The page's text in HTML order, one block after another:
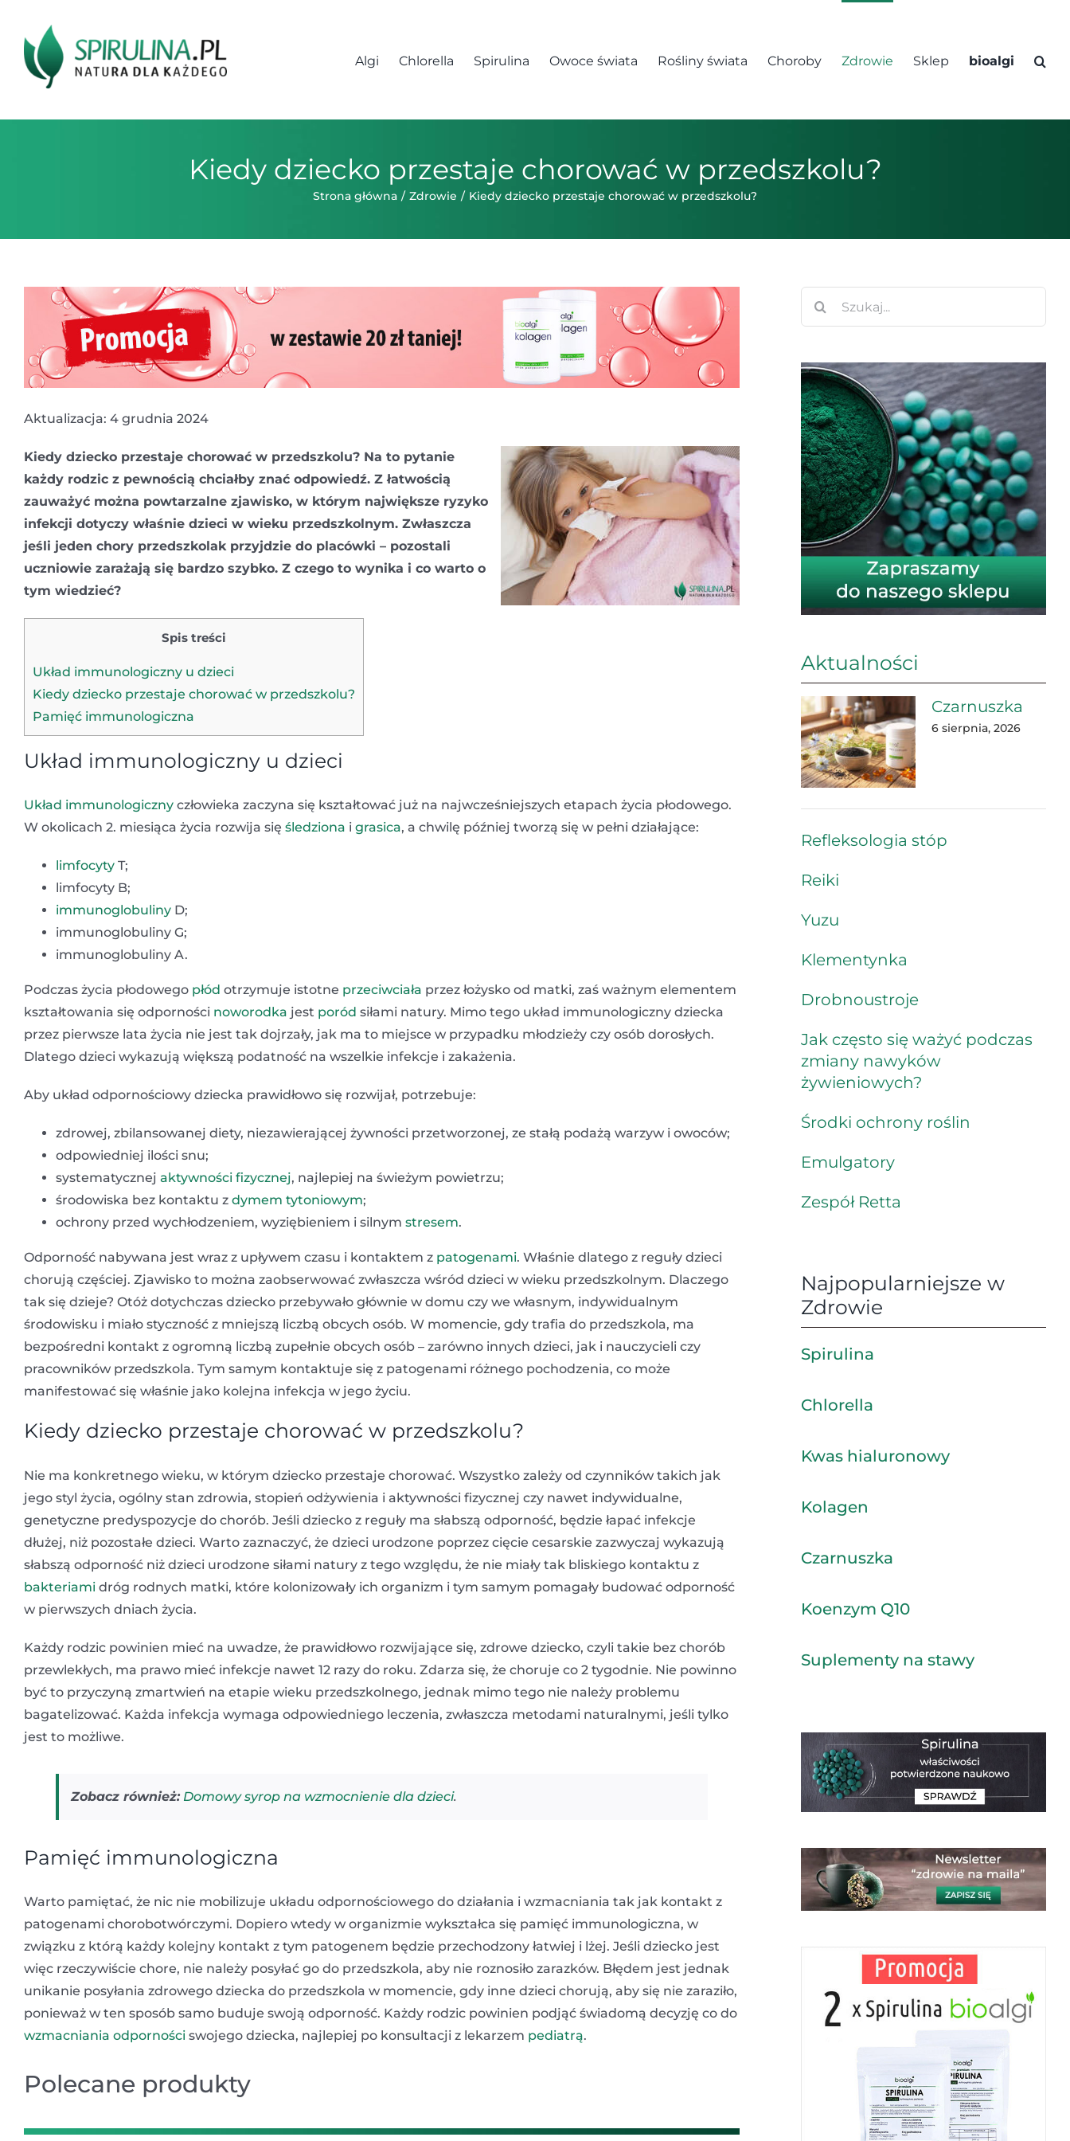
zawartości
Algi Chlorella Spirulina Owoce świata Rośliny świata Choroby Zdrowie Sklep bioalgi
Kiedy dziecko przestaje chorować w przedszkolu?
Strona główna Zdrowie Kiedy dziecko przestaje chorować w przedszkolu?
Aktualizacja: 4 grudnia 2024
Kiedy dziecko przestaje chorować w przedszkolu? Na to pytanie
każdy rodzic z pewnością chciałby znać odpowiedź. Z łatwością
zauważyć można powtarzalne zjawisko, w którym największe ryzyko
infekcji dotyczy właśnie dzieci w wieku przedszkolnym. Zwłaszcza
jeśli jeden chory przedszkolak przyjdzie do placówki – pozostali
uczniowie zarażają się bardzo szybko. Z czego to wynika i co warto o
tym wiedzieć?
Spis treści
Układ immunologiczny u dzieci
Kiedy dziecko przestaje chorować w przedszkolu?
Pamięć immunologiczna
Układ immunologiczny u dzieci
Układ immunologiczny człowieka zaczyna się kształtować już na najwcześniejszych etapach życia płodowego.
W okolicach 2. miesiąca życia rozwija się śledziona i grasica, a chwilę później tworzą się w pełni działające:
limfocyty T;
limfocyty B;
immunoglobuliny D;
immunoglobuliny G;
immunoglobuliny A.
Podczas życia płodowego płód otrzymuje istotne przeciwciała przez łożysko od matki, zaś ważnym elementem
kształtowania się odporności noworodka jest poród siłami natury. Mimo tego układ immunologiczny dziecka
przez pierwsze lata życia nie jest tak dojrzały, jak ma to miejsce w przypadku młodzieży czy osób dorosłych.
Dlatego dzieci wykazują większą podatność na wszelkie infekcje i zakażenia.
Aby układ odpornościowy dziecka prawidłowo się rozwijał, potrzebuje:
zdrowej, zbilansowanej diety, niezawierającej żywności przetworzonej, ze stałą podażą warzyw i owoców;
odpowiedniej ilości snu;
systematycznej aktywności fizycznej, najlepiej na świeżym powietrzu;
środowiska bez kontaktu z dymem tytoniowym;
ochrony przed wychłodzeniem, wyziębieniem i silnym stresem.
Odporność nabywana jest wraz z upływem czasu i kontaktem z patogenami. Właśnie dlatego z reguły dzieci
chorują częściej. Zjawisko to można zaobserwować zwłaszcza wśród dzieci w wieku przedszkolnym. Dlaczego
tak się dzieje? Otóż dotychczas dziecko przebywało głównie w domu czy we własnym, indywidualnym
środowisku i miało styczność z mniejszą liczbą obcych osób. W momencie, gdy trafia do przedszkola, ma
bezpośredni kontakt z ogromną liczbą zupełnie obcych osób – zarówno innych dzieci, jak i nauczycieli czy
pracowników przedszkola. Tym samym kontaktuje się z patogenami różnego pochodzenia, co może
manifestować się właśnie jako kolejna infekcja w jego życiu.
Kiedy dziecko przestaje chorować w przedszkolu?
Nie ma konkretnego wieku, w którym dziecko przestaje chorować. Wszystko zależy od czynników takich jak
jego styl życia, ogólny stan zdrowia, stopień odżywienia i aktywności fizycznej czy nawet indywidualne,
genetyczne predyspozycje do chorób. Jeśli dziecko z reguły ma słabszą odporność, będzie łapać infekcje
dłużej, niż pozostałe dzieci. Warto zaznaczyć, że dzieci urodzone poprzez cięcie cesarskie zazwyczaj wykazują
słabszą odporność niż dzieci urodzone siłami natury z tego względu, że nie miały tak bliskiego kontaktu z
bakteriami dróg rodnych matki, które kolonizowały ich organizm i tym samym pomagały budować odporność
w pierwszych dniach życia.
Każdy rodzic powinien mieć na uwadze, że prawidłowo rozwijające się, zdrowe dziecko, czyli takie bez chorób
przewlekłych, ma prawo mieć infekcje nawet 12 razy do roku. Zdarza się, że choruje co 2 tygodnie. Nie powinno
być to przyczyną zmartwień na etapie wieku przedszkolnego, jednak mimo tego nie należy problemu
bagatelizować. Każda infekcja wymaga odpowiedniego leczenia, zwłaszcza metodami naturalnymi, jeśli tylko
jest to możliwe.
Zobacz również: Domowy syrop na wzmocnienie dla dzieci.
Pamięć immunologiczna
Warto pamiętać, że nic nie mobilizuje układu odpornościowego do działania i wzmacniania tak jak kontakt z
patogenami chorobotwórczymi. Dopiero wtedy w organizmie wykształca się pamięć immunologiczna, w
związku z którą każdy kolejny kontakt z tym patogenem będzie przechodzony łatwiej i lżej. Jeśli dziecko jest
więc rzeczywiście chore, nie należy posyłać go do przedszkola, aby nie roznosiło zarazków. Błędem jest jednak
unikanie posyłania zdrowego dziecka do przedszkola w momencie, gdy inne dzieci chorują, aby się nie zaraziło,
ponieważ w ten sposób samo buduje swoją odporność. Każdy rodzic powinien podjąć świadomą decyzję co do
wzmacniania odporności swojego dziecka, najlepiej po konsultacji z lekarzem pediatrą.
Polecane produkty
Aktualności
Czarnuszka
6 sierpnia, 2026
Refleksologia stóp
Reiki
Yuzu
Klementynka
Drobnoustroje
Jak często się ważyć podczas
zmiany nawyków
żywieniowych?
Środki ochrony roślin
Emulgatory
Zespół Retta
Najpopularniejsze w
Zdrowie
Spirulina
Chlorella
Kwas hialuronowy
Kolagen
Czarnuszka
Koenzym Q10
Suplementy na stawy